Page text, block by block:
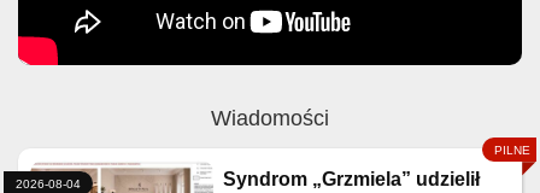
Wiadomości
Syndrom „Grzmiela” udzielił
2026-08-04